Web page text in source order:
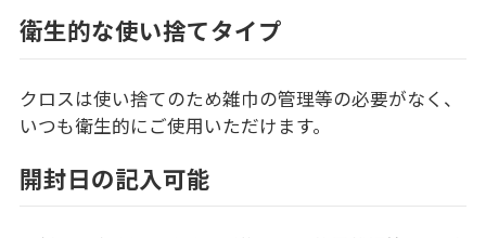
衛生的な使い捨てタイプ
クロスは使い捨てのため雑巾の管理等の必要がなく、
いつも衛生的にご使用いただけます。
開封日の記入可能